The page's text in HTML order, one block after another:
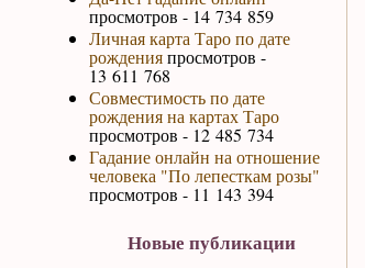
просмотров - 14 734 859
Личная карта Таро по дате
рожденияпросмотров -
13 611 768
Совместимость по дате
рождения на картах Таро
просмотров - 12 485 734
Гадание онлайн на отношение
человека "По лепесткам розы"
просмотров - 11 143 394
Новые публикации